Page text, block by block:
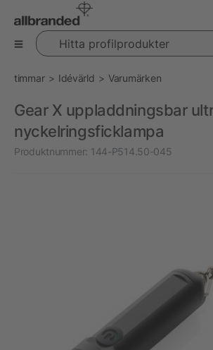
Hitta profilprodukter
timmar Idévärld Varumärken
Gear X uppladdningsbar
nyckelringsficklampa
Produktnummer: 144-P514.50-045